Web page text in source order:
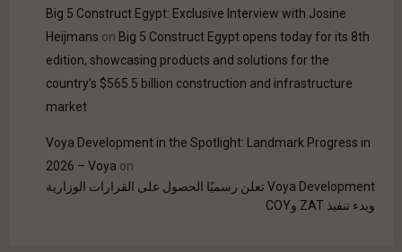
Big 5 Construct Egypt: Exclusive Interview with Josine
Heijmans on Big 5 Construct Egypt opens today for its 8th
edition, showcasing products and solutions for the
country’s $565.5 billion construction and infrastructure
market
Voya Development in the Spotlight: Landmark Progress in
2026 – Voya on
Voya Development تعلن رسميًا الحصول على القرارات الوزارية
وبدء تنفيذ ZAT وCOY